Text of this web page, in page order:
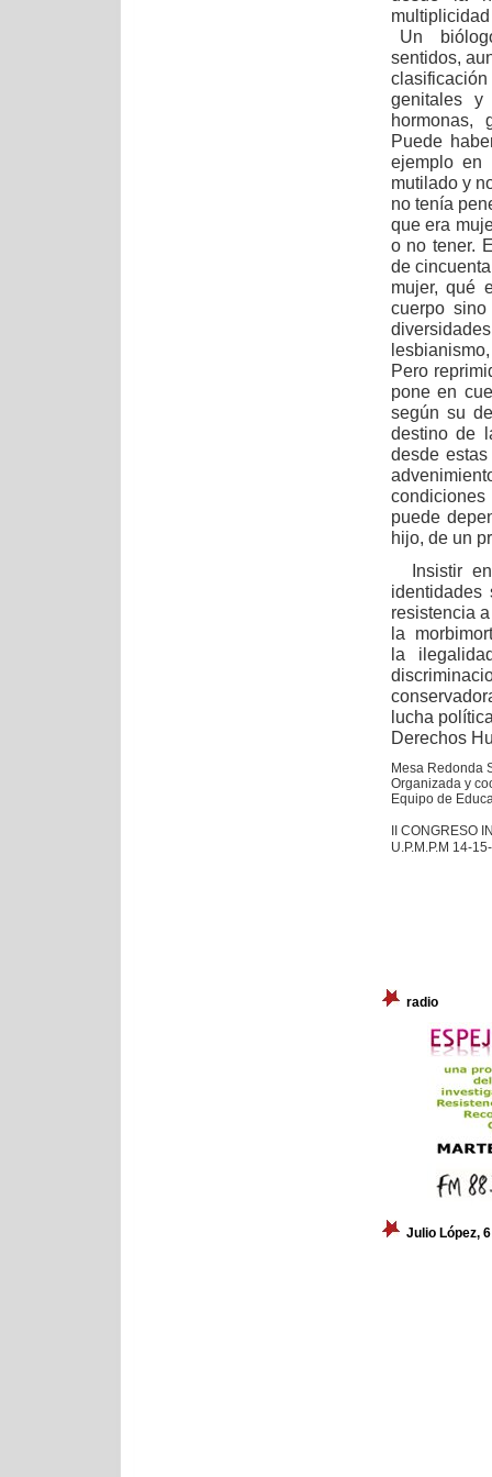
Un
sentidos,
genitales y
hormonas,
Puede
ejemplo
mutilado y
no tenía
que era
o no tener.
de
mujer, qué
cuerpo
Pero
pone en
según su
destino de
desde
puede
hijo, de un
Insistir en
resistencia
la
la
lucha
Derechos
Mesa Redonda
Organizada y
Equipo de
II CONGRESO
U.P.M.P.M 14-
radio
Julio López,